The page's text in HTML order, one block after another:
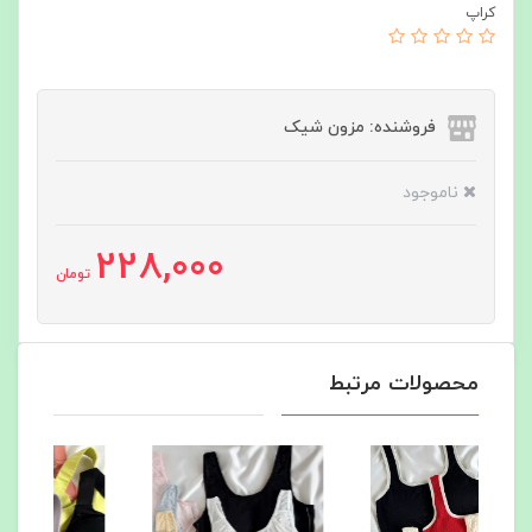
کراپ
فروشنده: مزون شیک
ناموجود
228,000 تومان
محصولات مرتبط